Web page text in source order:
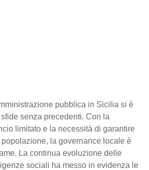
pubblica in Sicilia si è
senza precedenti. Con la
limitato e la necessità di garantire
la governance locale è
La continua evoluzione delle
sociali ha messo in evidenza le